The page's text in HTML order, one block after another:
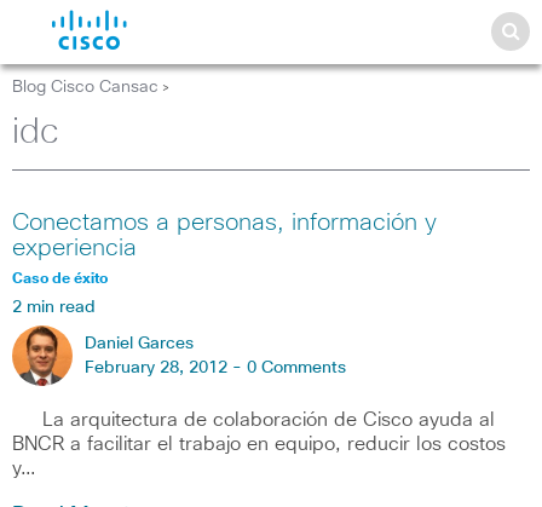
Blog Cisco Cansac >
idc
Conectamos a personas, información y
experiencia
Caso de éxito
2 min read
Daniel Garces
February 28, 2012 - 0 Comments
La arquitectura de colaboración de Cisco ayuda al
BNCR a facilitar el trabajo en equipo, reducir los costos
y…